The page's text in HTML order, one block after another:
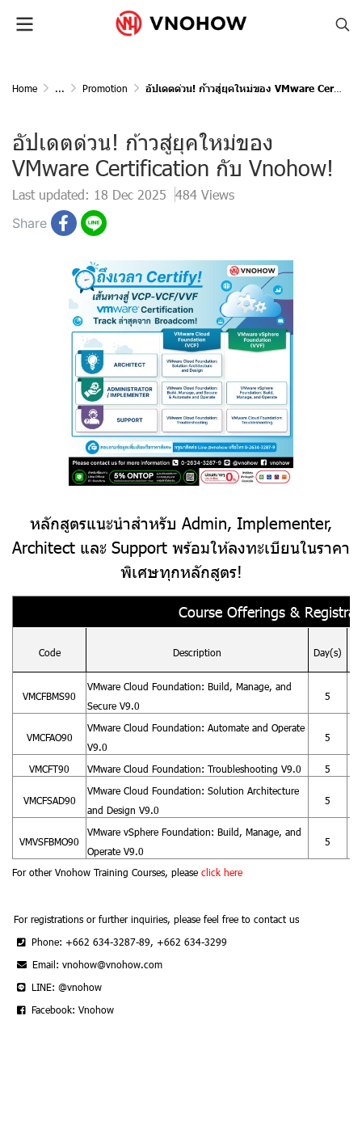
Home ... Promotion อัปเดตด่วน! ก้าวสู่ยุคใหม่ของ VMware Certification กับ Vnohow!
อัปเดตด่วน! ก้าวสู่ยุคใหม่ของ
VMware Certification กับ Vnohow!
Last updated: 18 Dec 2025 484 Views
Share
หลักสูตรแนะนำสำหรับ Admin, Implementer,
Architect และ Support พร้อมให้ลงทะเบียนในราคา
พิเศษทุกหลักสูตร!
Course Offerings &
Code Description Day(s)
VMCFBMS90
VMware Cloud Foundation: Build, Manage, and
Secure V9.0
5
VMCFAO90
VMware Cloud Foundation: Automate and Operate
V9.0
5
VMCFT90 VMware Cloud Foundation: Troubleshooting V9.0 5
VMCFSAD90
VMware Cloud Foundation: Solution Architecture
and Design V9.0
5
VMVSFBMO90
VMware vSphere Foundation: Build, Manage, and
Operate V9.0
5
For other Vnohow Training Courses, please click here
For registrations or further inquiries, please feel free to contact us
Phone: +662 634-3287-89, +662 634-3299
Email: vnohow@vnohow.com
LINE: @vnohow
Facebook: Vnohow